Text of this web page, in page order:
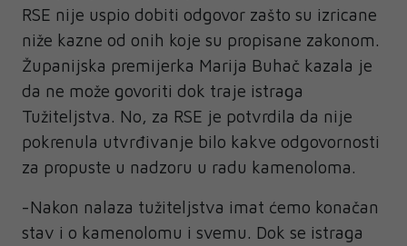
RSE nije uspio dobiti odgovor zašto su izricane
niže kazne od onih koje su propisane zakonom.
Županijska premijerka Marija Buhač kazala je
da ne može govoriti dok traje istraga
Tužiteljstva. No, za RSE je potvrdila da nije
pokrenula utvrđivanje bilo kakve odgovornosti
za propuste u nadzoru u radu kamenoloma.
-Nakon nalaza tužiteljstva imat ćemo konačan
stav i o kamenolomu i svemu. Dok se istraga